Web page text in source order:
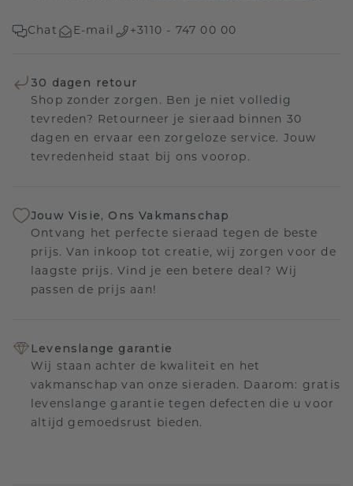
Chat E-mail +3110 - 747 00 00
30 dagen retour
Shop zonder zorgen. Ben je niet volledig
tevreden? Retourneer je sieraad binnen 30
dagen en ervaar een zorgeloze service. Jouw
tevredenheid staat bij ons voorop.
Jouw Visie, Ons Vakmanschap
Ontvang het perfecte sieraad tegen de beste
prijs. Van inkoop tot creatie, wij zorgen voor de
laagste prijs. Vind je een betere deal? Wij
passen de prijs aan!
Levenslange garantie
Wij staan achter de kwaliteit en het
vakmanschap van onze sieraden. Daarom: gratis
levenslange garantie tegen defecten die u voor
altijd gemoedsrust bieden.